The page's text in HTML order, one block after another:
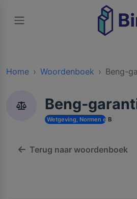
Home Woordenboek Beng-
Beng-
Wetgeving, Normen enB
Terug naar woordenboek